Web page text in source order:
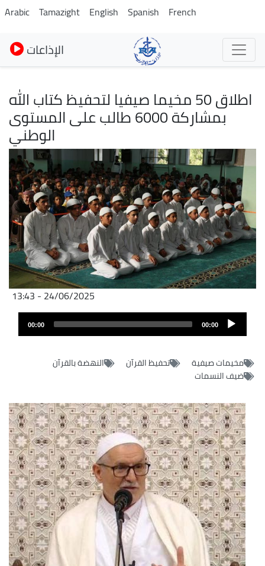
Skip
to
main
content
Arabic Tamazight English Spanish French
الإذاعات
اطلاق 50 مخيما صيفيا لتحفيظ كتاب الله
بمشاركة 6000 طالب على المستوى
الوطني
Image
24/06/2025 - 13:43
Fichier
audio
00:00
00:00
مخيمات صيفية تحفيظ القرآن
النهضة بالقرآن
ضيف النسمات